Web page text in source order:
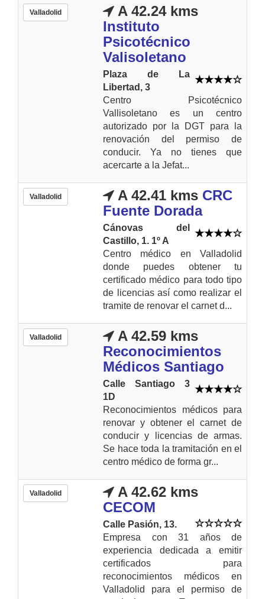
Valladolid
A 42.24 kms
Instituto
Psicotécnico
Valisoletano
Plaza de La
Libertad, 3
Centro Psicotécnico
Vallisoletano es un centro
autorizado por la DGT para la
renovación del permiso de
conducir. Ya no tienes que
acercarte a la Jefat...
Valladolid A 42.41 kms CRC
Fuente Dorada
Cánovas del
Castillo, 1. 1º A
Centro médico en Valladolid
donde puedes obtener tu
certificado médico para todo tipo
de licencias así como realizar el
tramite de renovar el carnet d...
Valladolid
A 42.59 kms
Reconocimientos
Médicos Santiago
Calle Santiago 3
1D
Reconocimientos médicos para
renovar y obtener el carnet de
conducir y licencias de armas.
Se hace toda la tramitación en el
centro médico de forma gr...
Valladolid
A 42.62 kms
CECOM
Calle Pasión, 13.
Empresa con 31 años de
experiencia dedicada a emitir
certificados para
reconocimientos médicos en
Valladolid para el permiso de